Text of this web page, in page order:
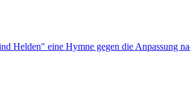
eine Hymne gegen die Anpassung